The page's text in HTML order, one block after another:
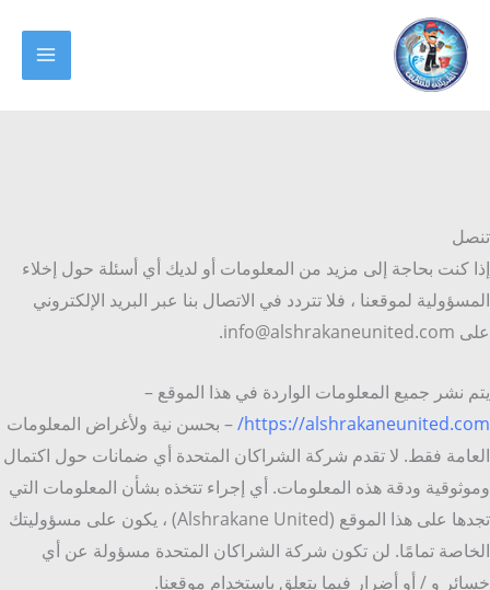
تخطي
إلى
المحتوى
تنصل
إذا كنت بحاجة إلى مزيد من المعلومات أو لديك أي أسئلة حول إخلاء
المسؤولية لموقعنا ، فلا تتردد في الاتصال بنا عبر البريد الإلكتروني
على info@alshrakaneunited.com.
يتم نشر جميع المعلومات الواردة في هذا الموقع –
https://alshrakaneunited.com/ – بحسن نية ولأغراض المعلومات
العامة فقط. لا تقدم شركة الشراكان المتحدة أي ضمانات حول اكتمال
وموثوقية ودقة هذه المعلومات. أي إجراء تتخذه بشأن المعلومات التي
تجدها على هذا الموقع (Alshrakane United) ، يكون على مسؤوليتك
الخاصة تمامًا. لن تكون شركة الشراكان المتحدة مسؤولة عن أي
خسائر و / أو أضرار فيما يتعلق باستخدام موقعنا.